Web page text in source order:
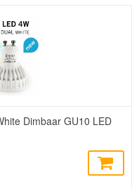
Dimbaar GU10 LED